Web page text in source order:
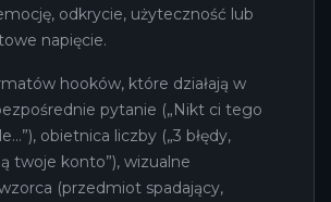
odkrycie, użyteczność lub
napięcie.
hooków, które działają w
pytanie („Nikt ci tego
obietnica liczby („3 błędy,
twoje konto”), wizualne
(przedmiot spadający,